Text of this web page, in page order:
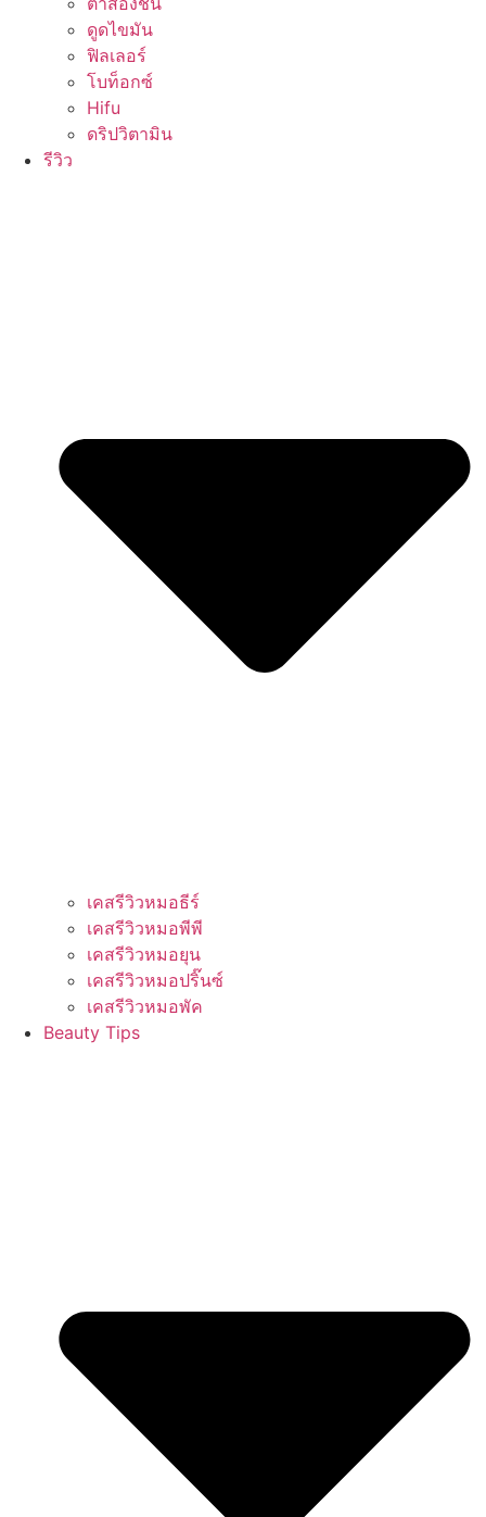
ดูดไขมัน
ฟิลเลอร์
โบท็อกซ์
Hifu
ดริปวิตามิน
รีวิว
เคสรีวิวหมอธีร์
เคสรีวิวหมอพีพี
เคสรีวิวหมอยุน
เคสรีวิวหมอปริ๊นซ์
เคสรีวิวหมอพัค
Beauty Tips